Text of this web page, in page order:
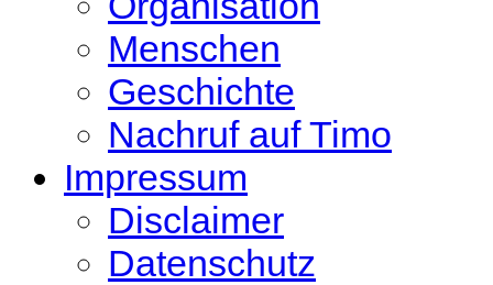
Menschen
Geschichte
Nachruf auf Timo
Impressum
Disclaimer
Datenschutz